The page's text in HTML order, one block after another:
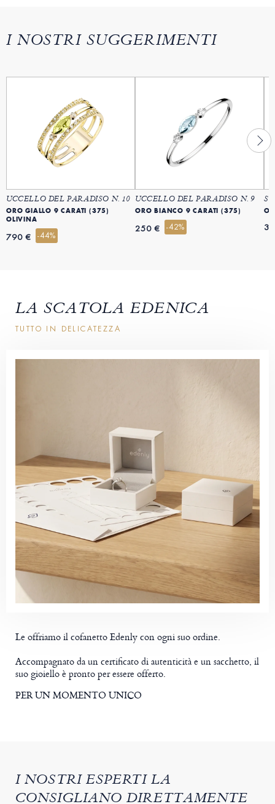
I NOSTRI SUGGERIMENTI
UCCELLO DEL PARADISO N. 10
ORO GIALLO 9 CARATI (375)
OLIVINA
790 € -44%
UCCELLO DEL PARADISO N. 9
ORO BIANCO 9 CARATI (375)
250 € -42%
LA SCATOLA EDENICA
TUTTO IN DELICATEZZA
Le offriamo il cofanetto Edenly con ogni suo ordine.
Accompagnato da un certificato di autenticità e un sacchetto, il
suo gioiello è pronto per essere offerto.
PER UN MOMENTO UNICO
I NOSTRI ESPERTI LA
CONSIGLIANO DIRETTAMENTE